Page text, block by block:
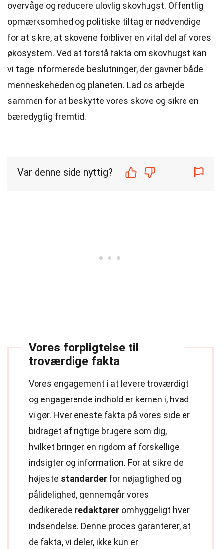
overvåge og reducere ulovlig skovhugst. Offentlig
opmærksomhed og politiske tiltag er nødvendige
for at sikre, at skovene forbliver en vital del af vores
økosystem. Ved at forstå fakta om skovhugst kan
vi tage informerede beslutninger, der gavner både
menneskeheden og planeten. Lad os arbejde
sammen for at beskytte vores skove og sikre en
bæredygtig fremtid.
Var denne side nyttig?
Vores forpligtelse til
troværdige fakta
Vores engagement i at levere troværdigt
og engagerende indhold er kernen i, hvad
vi gør. Hver eneste fakta på vores side er
bidraget af rigtige brugere som dig,
hvilket bringer en rigdom af forskellige
indsigter og information. For at sikre de
højeste standarder for nøjagtighed og
pålidelighed, gennemgår vores
dedikerede redaktører omhyggeligt hver
indsendelse. Denne proces garanterer, at
de fakta, vi deler, ikke kun er